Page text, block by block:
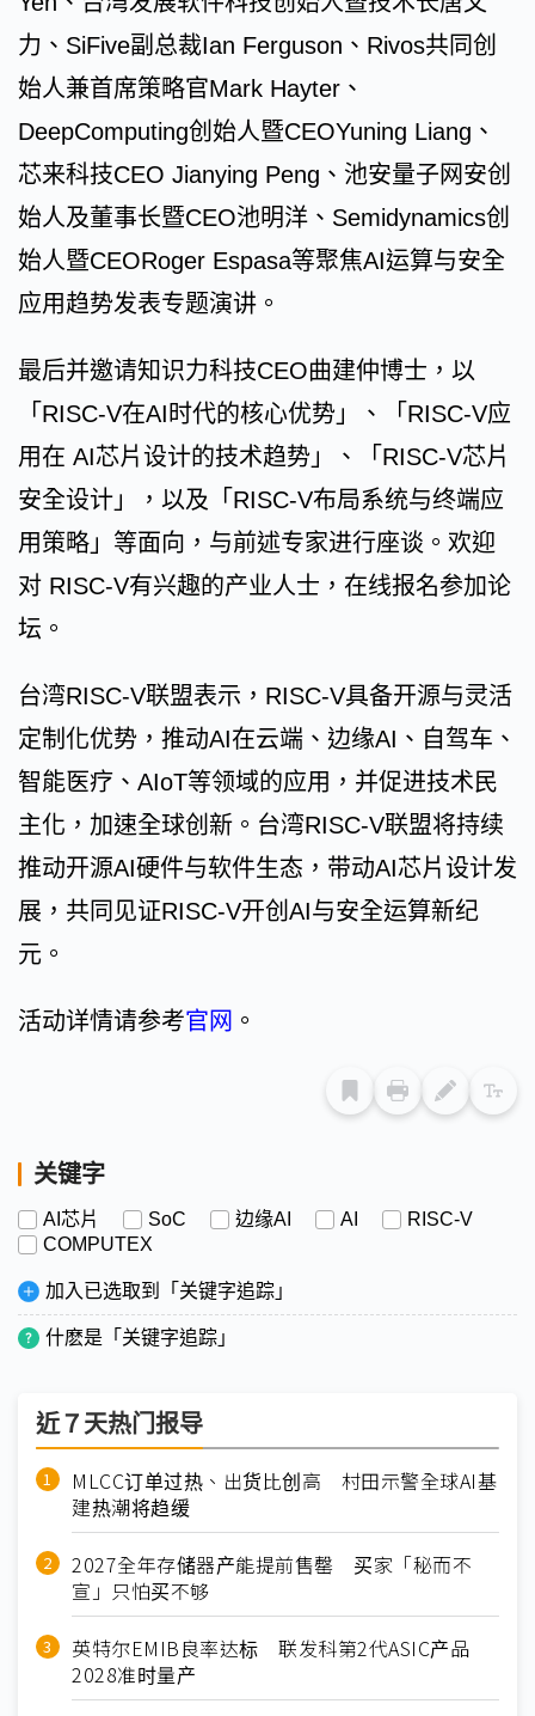
力、SiFive副总裁Ian Ferguson、Rivos共同创
始人兼首席策略官Mark Hayter、
DeepComputing创始人暨CEOYuning Liang、
芯来科技CEO Jianying Peng、池安量子网安创
始人及董事长暨CEO池明洋、Semidynamics创
始人暨CEORoger Espasa等聚焦AI运算与安全
应用趋势发表专题演讲。
最后并邀请知识力科技CEO曲建仲博士，以
「RISC-V在AI时代的核心优势」、「RISC-V应
用在 AI芯片设计的技术趋势」、「RISC-V芯片
安全设计」，以及「RISC-V布局系统与终端应
用策略」等面向，与前述专家进行座谈。欢迎
对 RISC-V有兴趣的产业人士，在线报名参加论
坛。
台湾RISC-V联盟表示，RISC-V具备开源与灵活
定制化优势，推动AI在云端、边缘AI、自驾车、
智能医疗、AIoT等领域的应用，并促进技术民
主化，加速全球创新。台湾RISC-V联盟将持续
推动开源AI硬件与软件生态，带动AI芯片设计发
展，共同见证RISC-V开创AI与安全运算新纪
元。
活动详情请参考官网 。
关键字
AI芯片 SoC 边缘AI AI
RISC-V
COMPUTEX
加入已选取到「关键字追踪」
什麽是「关键字追踪」
近７天热门报导
MLCC订单过热、出货比创高 村田示警全球AI基
建热潮将趋缓
2027全年存储器产能提前售罄 买家「秘而不
宣」只怕买不够
英特尔EMIB良率达标 联发科第2代ASIC产品
2028准时量产